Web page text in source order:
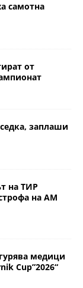
самотна
от
заплаши
на ТИР
на АМ
медици
Cup”2026“